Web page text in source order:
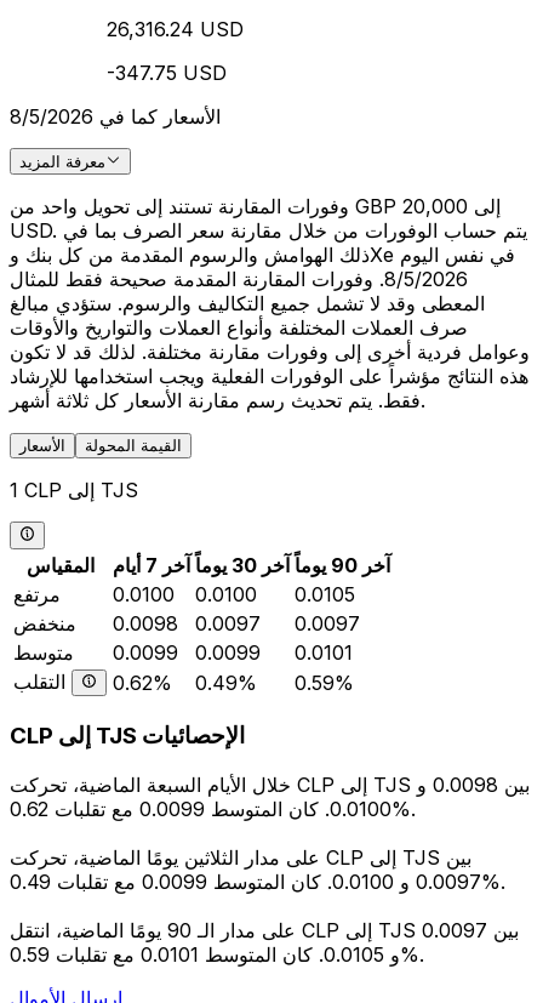
26,316.24 USD
-347.75 USD
الأسعار كما في 8/5/2026
معرفة المزيد
وفورات المقارنة تستند إلى تحويل واحد من GBP 20,000 إلى
USD. يتم حساب الوفورات من خلال مقارنة سعر الصرف بما في
ذلك الهوامش والرسوم المقدمة من كل بنك وXe في نفس اليوم
8/5/2026. وفورات المقارنة المقدمة صحيحة فقط للمثال
المعطى وقد لا تشمل جميع التكاليف والرسوم. ستؤدي مبالغ
صرف العملات المختلفة وأنواع العملات والتواريخ والأوقات
وعوامل فردية أخرى إلى وفورات مقارنة مختلفة. لذلك قد لا تكون
هذه النتائج مؤشراً على الوفورات الفعلية ويجب استخدامها للإرشاد
فقط. يتم تحديث رسم مقارنة الأسعار كل ثلاثة أشهر.
الأسعار القيمة المحولة
1 CLP إلى TJS
المقياس آخر 7 أيام آخر 30 يوماً
آخر 90 يوماً
مرتفع
0.0100 0.0100
0.0105
منخفض
0.0098 0.0097
0.0097
متوسط
0.0099 0.0099
0.0101
التقلب
0.62% 0.49% 0.59%
CLP إلى TJS الإحصائيات
خلال الأيام السبعة الماضية، تحركت CLP إلى TJS بين 0.0098 و
0.0100. كان المتوسط 0.0099 مع تقلبات 0.62%.
على مدار الثلاثين يومًا الماضية، تحركت CLP إلى TJS بين
0.0097 و 0.0100. كان المتوسط 0.0099 مع تقلبات 0.49%.
على مدار الـ 90 يومًا الماضية، انتقل CLP إلى TJS بين 0.0097
و 0.0105. كان المتوسط 0.0101 مع تقلبات 0.59%.